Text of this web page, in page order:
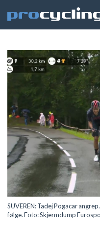
SUVEREN: Tadej Pogacar
følge. Foto: Skjermdump